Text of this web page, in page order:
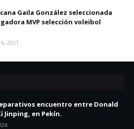
Gaila González seleccionada
MVP selección voleibol
2021
encuentro entre Donald
Jinping, en Pekín.